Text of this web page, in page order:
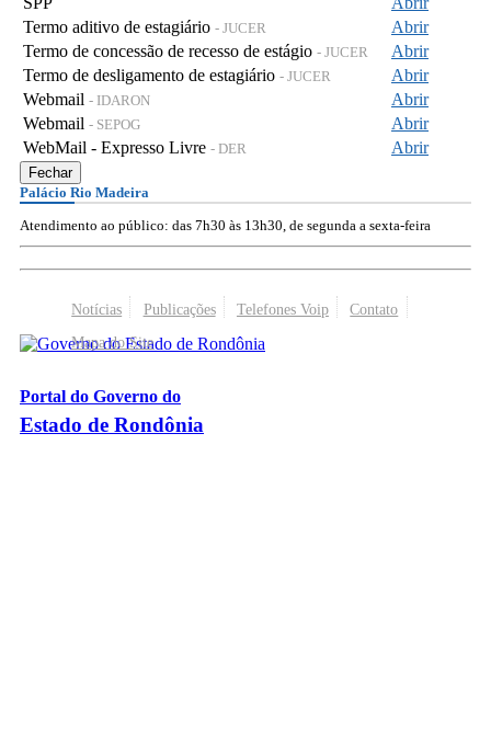
Termo aditivo de estagiário - JUCER
Abrir
Termo de concessão de recesso de estágio - JUCER
Abrir
Termo de desligamento de estagiário - JUCER
Abrir
Webmail - IDARON
Abrir
Webmail - SEPOG
Abrir
WebMail - Expresso Livre - DER Abrir
Fechar
Palácio Rio Madeira
Atendimento ao público: das 7h30 às 13h30, de segunda a sexta-feira
Notícias Publicações Telefones Voip
Contato
Mapa do Site
Portal do Governo do
Estado de Rondônia